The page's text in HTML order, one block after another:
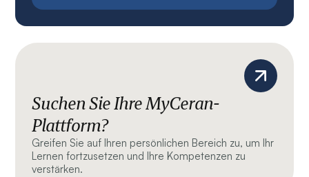
Suchen Sie Ihre MyCeran-
Plattform?
Greifen Sie auf Ihren persönlichen Bereich zu, um Ihr
Lernen fortzusetzen und Ihre Kompetenzen zu
verstärken.